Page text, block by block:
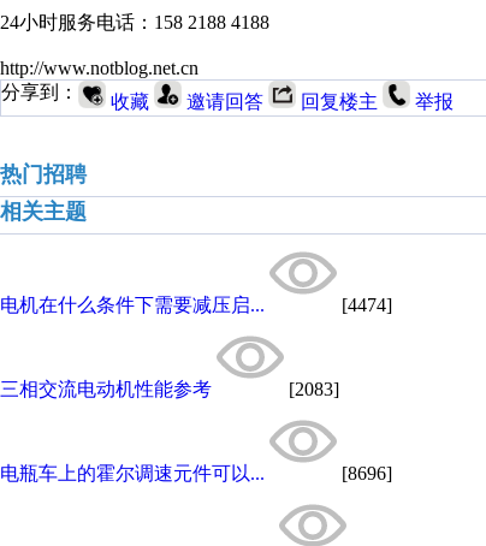
24小时服务电话：158 2188 4188
http://www.notblog.net.cn
分享到：
收藏 邀请回答 回复楼主 举报
热门招聘
相关主题
电机在什么条件下需要减压启... [4474]
三相交流电动机性能参考 [2083]
电瓶车上的霍尔调速元件可以... [8696]